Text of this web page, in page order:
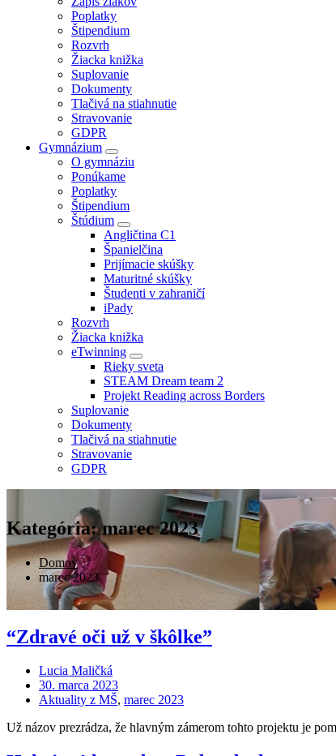
Poplatky
Štipendium
Rozvrh
Žiacka knižka
Suplovanie
Dokumenty
Tlačivá na stiahnutie
Stravovanie
GDPR
Gymnázium
O gymnáziu
Ponúkame
Poplatky
Štipendium
Štúdium
Angličtina C1
Španielčina
Prijímacie skúšky
Maturitné skúšky
Študenti v zahraničí
iPady
Rozvrh
Žiacka knižka
eTwinning
Rieky sveta
STEAM Dream team 2
Projekt Reading across Borders
Suplovanie
Dokumenty
Tlačivá na stiahnutie
Stravovanie
GDPR
Kategória: marec 2023
Domov
marec 2023
“Zdravé oči už v škôlke”
Lucia Maličká
30. marca 2023
Aktuality z MŠ, marec 2023
Už názov prezrádza, že hlavným zámerom tohto projektu je